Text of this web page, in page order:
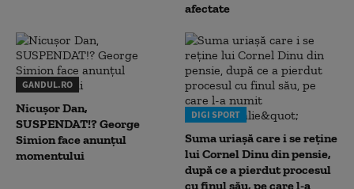
afectate
GANDUL.RO
Nicușor Dan,
SUSPENDAT!? George
Simion face anunțul
momentului
DIGI SPORT
Suma uriașă care i se reține
lui Cornel Dinu din pensie,
după ce a pierdut procesul
cu finul său, pe care l-a